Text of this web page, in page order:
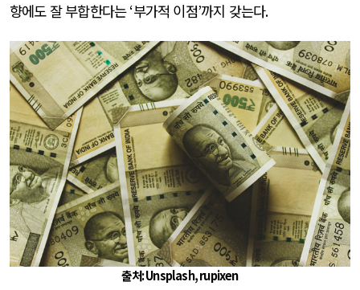
향에도 잘 부합한다는‘부가적 이점’까지 갖는다.
출처: Unsplash, rupixen